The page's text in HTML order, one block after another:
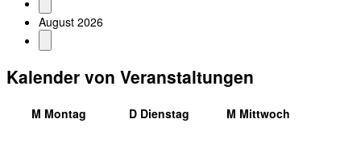
August 2026
Kalender von Veranstaltungen
M Montag D Dienstag M Mittwoch